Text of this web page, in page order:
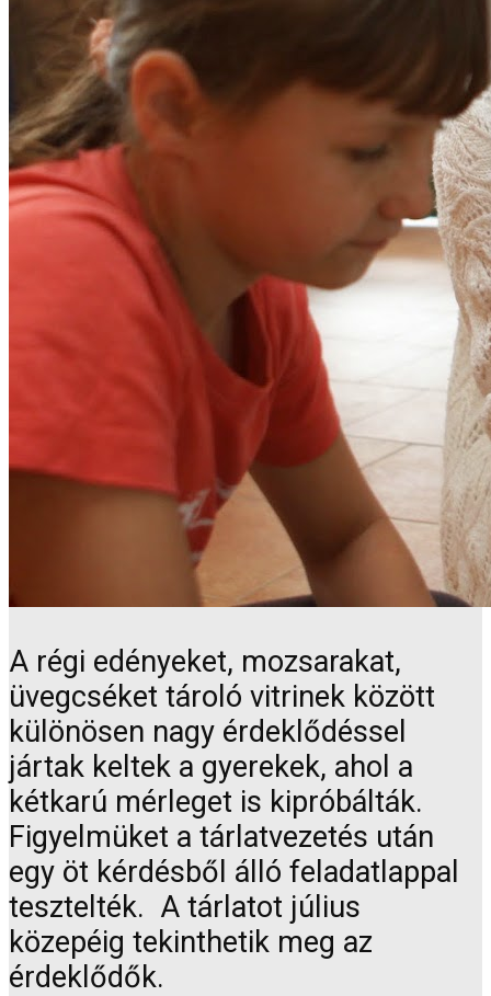
A régi edényeket, mozsarakat,
üvegcséket tároló vitrinek között
különösen nagy érdeklődéssel
jártak keltek a gyerekek, ahol a
kétkarú mérleget is kipróbálták.
Figyelmüket a tárlatvezetés után
egy öt kérdésből álló feladatlappal
tesztelték. A tárlatot július
közepéig tekinthetik meg az
érdeklődők.